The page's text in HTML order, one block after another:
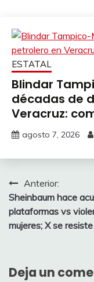
ESTATAL
Blindar
décadas de
Veracruz:
agosto 7, 2026
Navegación
de
entradas
Anterior:
Sheinbaum hace
plataformas vs
mujeres; X se resiste
Deja un